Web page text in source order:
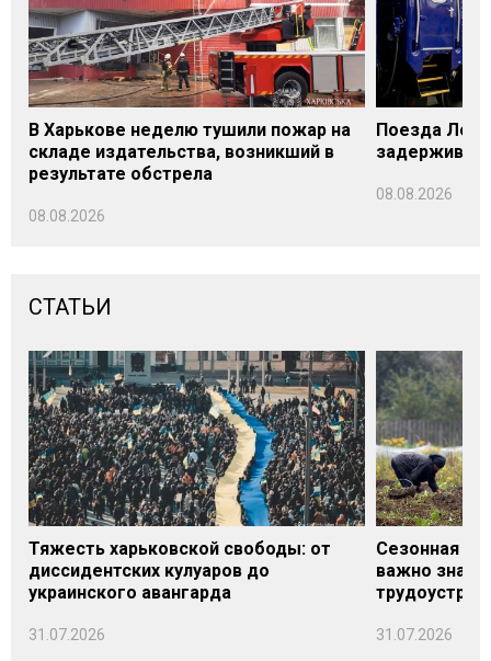
В Харькове неделю тушили пожар на
складе издательства, возникший в
результате обстрела
08.08.2026
Поезда
08.08.2026
СТАТЬИ
Тяжесть харьковской свободы: от
диссидентских кулуаров до
украинского авангарда
31.07.2026
Сезонная
важно знать
31.07.2026